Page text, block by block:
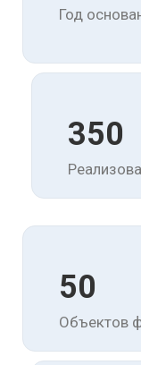
Год
350
50
Объектов